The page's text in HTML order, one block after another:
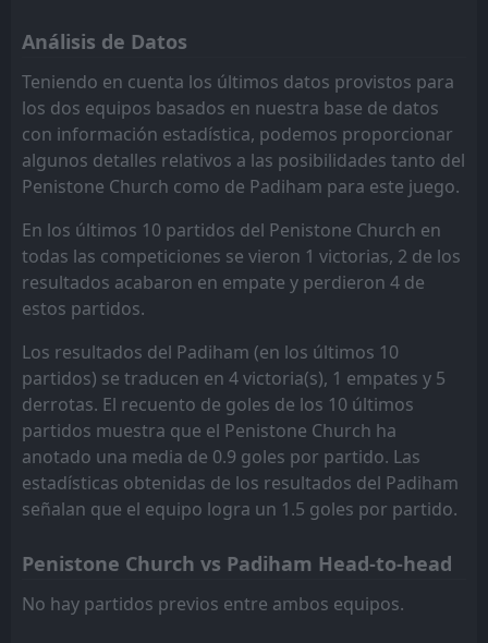
05 Aug
Silsden
06 Aug
Skelmersdale United
Padiham
FT
07Aug
Padiham
AFC Liverpool
2
3
FT
18:45
01Sep
Northwich Victoria
Padiham
1
0
L
FT
18:45
Marine
FT
14:00
24Aug
Padiham
Marine
1
1
14:00
10Aug
Athersley Recreation
Padiham
FT
Padiham
0
14:00
29
Aug
Padiham
Análisis de Datos
Teniendo en cuenta los últimos datos provistos para
los dos equipos basados en nuestra base de datos
con información estadística, podemos proporcionar
algunos detalles relativos a las posibilidades tanto del
Penistone Church como de Padiham para este juego.
En los últimos 10 partidos del Penistone Church en
todas las competiciones se vieron 1 victorias, 2 de los
resultados acabaron en empate y perdieron 4 de
estos partidos.
Los resultados del Padiham (en los últimos 10
partidos) se traducen en 4 victoria(s), 1 empates y 5
derrotas. El recuento de goles de los 10 últimos
partidos muestra que el Penistone Church ha
anotado una media de 0.9 goles por partido. Las
estadísticas obtenidas de los resultados del Padiham
señalan que el equipo logra un 1.5 goles por partido.
Penistone Church vs Padiham Head-to-head
No hay partidos previos entre ambos equipos.